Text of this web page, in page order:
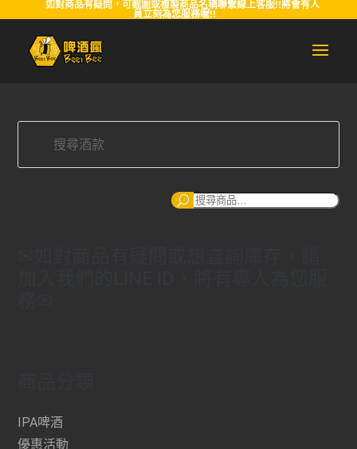
如對商品有疑問，可截圖或複製商品名稱聯繫線上客服!!將會有人
員立刻為您服務喔!!
搜
IPA啤酒
優惠活動